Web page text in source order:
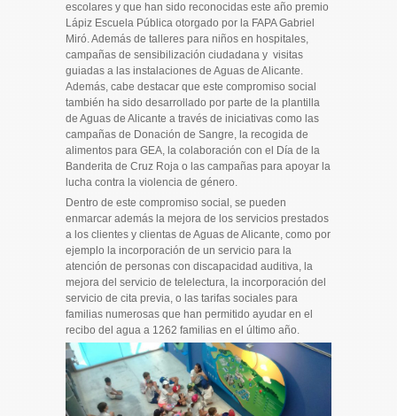
escolares y que han sido reconocidas este año premio
Lápiz Escuela Pública otorgado por la FAPA Gabriel
Miró. Además de talleres para niños en hospitales,
campañas de sensibilización ciudadana y visitas
guiadas a las instalaciones de Aguas de Alicante.
Además, cabe destacar que este compromiso social
también ha sido desarrollado por parte de la plantilla
de Aguas de Alicante a través de iniciativas como las
campañas de Donación de Sangre, la recogida de
alimentos para GEA, la colaboración con el Día de la
Banderita de Cruz Roja o las campañas para apoyar la
lucha contra la violencia de género.
Dentro de este compromiso social, se pueden
enmarcar además la mejora de los servicios prestados
a los clientes y clientas de Aguas de Alicante, como por
ejemplo la incorporación de un servicio para la
atención de personas con discapacidad auditiva, la
mejora del servicio de telelectura, la incorporación del
servicio de cita previa, o las tarifas sociales para
familias numerosas que han permitido ayudar en el
recibo del agua a 1262 familias en el último año.